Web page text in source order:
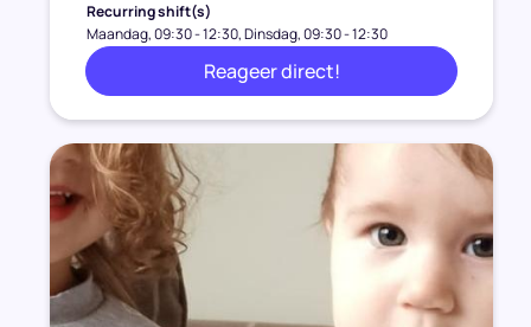
Recurring shift(s)
Maandag, 09:30 - 12:30 Dinsdag, 09:30 - 12:30
Reageer direct!